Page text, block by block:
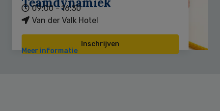
09:00 - 16:30
Van der Valk Hotel
Inschrijven
Meer informatie